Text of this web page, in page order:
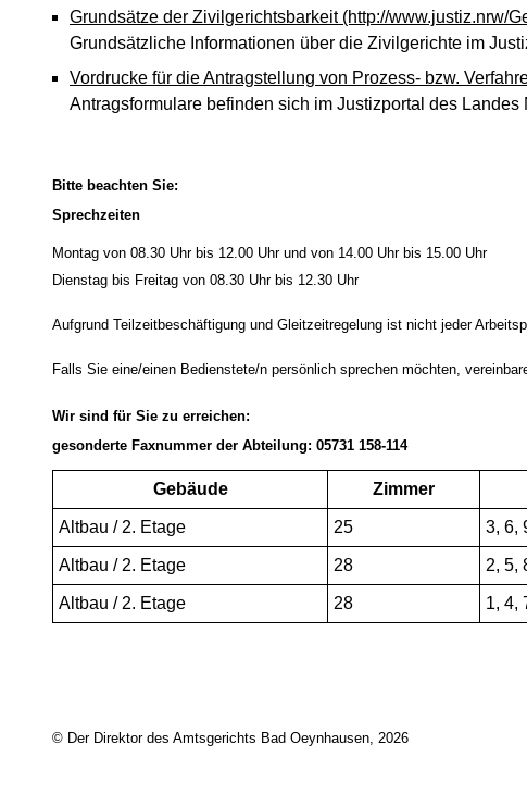
Grundsätze der Zivilgerichtsbarkeit (http://www.justiz.nrw/
Grundsätzliche Informationen über die Zivilgerichte im
Vordrucke für die Antragstellung von Prozess- bzw.
Antragsformulare befinden sich im Justizportal des Landes
Bitte beachten Sie:
Sprechzeiten
Montag von 08.30 Uhr bis 12.00 Uhr und von 14.00 Uhr bis 15.00 Uhr
Dienstag bis Freitag von 08.30 Uhr bis 12.30 Uhr
Aufgrund Teilzeitbeschäftigung und Gleitzeitregelung ist nicht jeder
Falls Sie eine/einen Bedienstete/n persönlich sprechen möchten,
Wir sind für Sie zu erreichen:
gesonderte Faxnummer der Abteilung: 05731 158-114
Gebäude Zimmer
Altbau / 2. Etage 25 3, 6,
Altbau / 2. Etage 28 2, 5,
Altbau / 2. Etage 28 1, 4,
© Der Direktor des Amtsgerichts Bad Oeynhausen, 2026